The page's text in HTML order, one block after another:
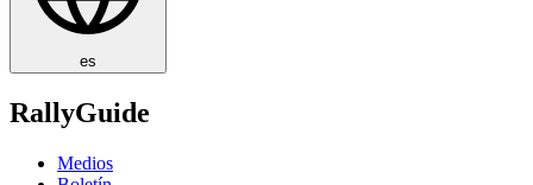
es
RallyGuide
Medios